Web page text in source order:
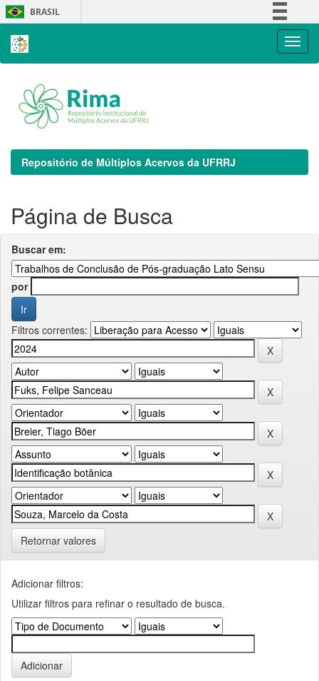
Skip
navigation
BRASIL
Repositório de Múltiplos Acervos da UFRRJ
Página de Busca
Buscar em:
por
Filtros correntes:
Retornar valores
Adicionar filtros:
Utilizar filtros para refinar o resultado de busca.